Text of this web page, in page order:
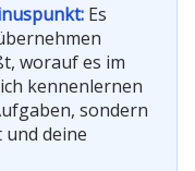
Es
worauf es im
kennenlernen
sondern
und deine